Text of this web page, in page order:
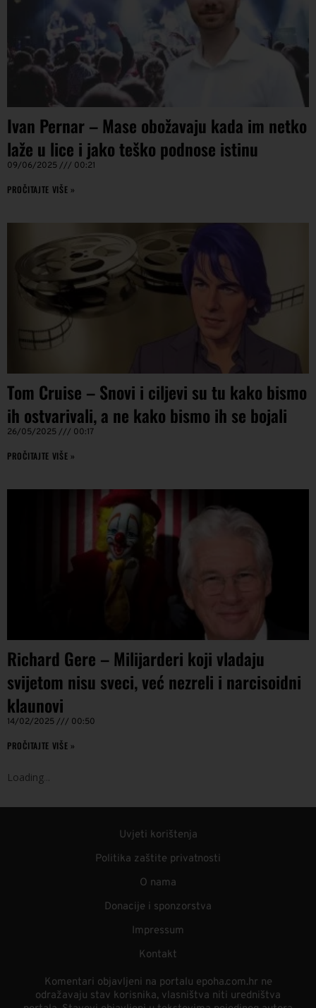
Ivan Pernar – Mase obožavaju kada im netko
laže u lice i jako teško podnose istinu
09/06/2025 00:21
PROČITAJTE VIŠE »
Tom Cruise – Snovi i ciljevi su tu kako bismo
ih ostvarivali, a ne kako bismo ih se bojali
26/05/2025 00:17
PROČITAJTE VIŠE »
Richard Gere – Milijarderi koji vladaju
svijetom nisu sveci, već nezreli i narcisoidni
klaunovi
14/02/2025 00:50
PROČITAJTE VIŠE »
Loading .
Uvjeti korištenja
Politika zaštite privatnosti
O nama
Donacije i sponzorstva
Impressum
Kontakt
Komentari objavljeni na portalu epoha.com.hr ne
odražavaju stav korisnika, vlasništva niti uredništva